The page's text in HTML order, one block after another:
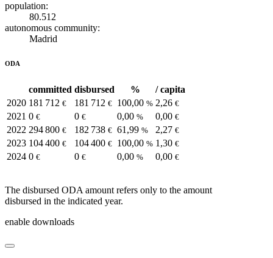
population:
80.512
autonomous community:
Madrid
ODA
committed disbursed %
/ capita
2020 181 712 € 181 712 € 100,00 % 2,26 €
2021 0 € 0 € 0,00 % 0,00 €
2022 294 800 € 182 738 € 61,99 % 2,27 €
2023 104 400 € 104 400 € 100,00 % 1,30 €
2024 0 € 0 € 0,00 % 0,00 €
The disbursed ODA amount refers only to the amount
disbursed in the indicated year.
enable downloads